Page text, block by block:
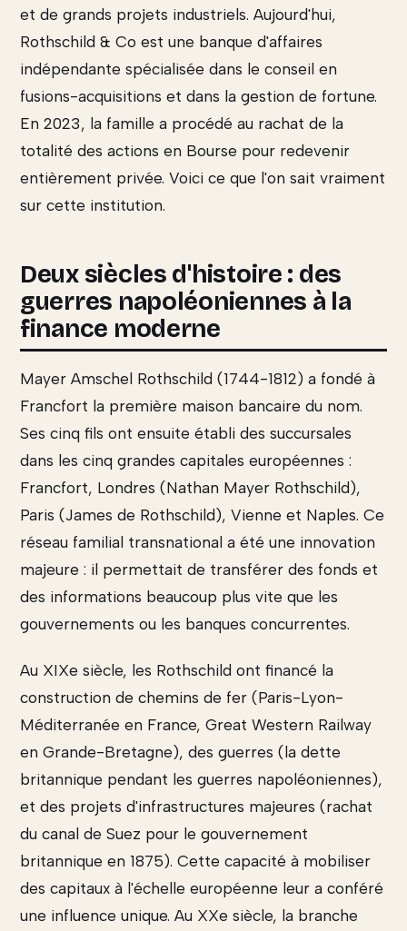
et de grands projets industriels. Aujourd'hui,
Rothschild & Co est une banque d'affaires
indépendante spécialisée dans le conseil en
fusions-acquisitions et dans la gestion de fortune.
En 2023, la famille a procédé au rachat de la
totalité des actions en Bourse pour redevenir
entièrement privée. Voici ce que l'on sait vraiment
sur cette institution.
Deux siècles d'histoire : des
guerres napoléoniennes à la
finance moderne
Mayer Amschel Rothschild (1744-1812) a fondé à
Francfort la première maison bancaire du nom.
Ses cinq fils ont ensuite établi des succursales
dans les cinq grandes capitales européennes :
Francfort, Londres (Nathan Mayer Rothschild),
Paris (James de Rothschild), Vienne et Naples. Ce
réseau familial transnational a été une innovation
majeure : il permettait de transférer des fonds et
des informations beaucoup plus vite que les
gouvernements ou les banques concurrentes.
Au XIXe siècle, les Rothschild ont financé la
construction de chemins de fer (Paris-Lyon-
Méditerranée en France, Great Western Railway
en Grande-Bretagne), des guerres (la dette
britannique pendant les guerres napoléoniennes),
et des projets d'infrastructures majeures (rachat
du canal de Suez pour le gouvernement
britannique en 1875). Cette capacité à mobiliser
des capitaux à l'échelle européenne leur a conféré
une influence unique. Au XXe siècle, la branche